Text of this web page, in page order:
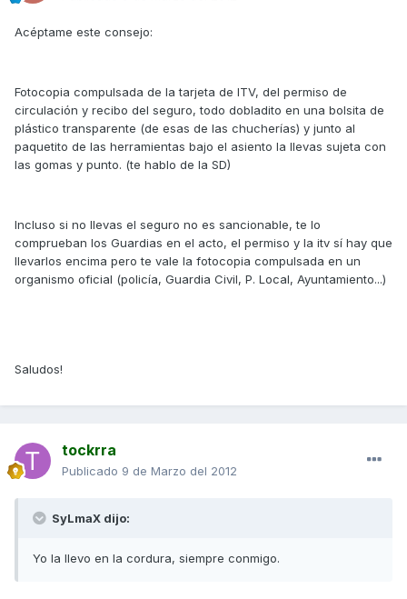
Acéptame este consejo:
Fotocopia compulsada de la tarjeta de ITV, del permiso de
circulación y recibo del seguro, todo dobladito en una bolsita de
plástico transparente (de esas de las chucherías) y junto al
paquetito de las herramientas bajo el asiento la llevas sujeta con
las gomas y punto. (te hablo de la SD)
Incluso si no llevas el seguro no es sancionable, te lo
comprueban los Guardias en el acto, el permiso y la itv sí hay que
llevarlos encima pero te vale la fotocopia compulsada en un
organismo oficial (policía, Guardia Civil, P. Local, Ayuntamiento...)
Saludos!
tockrra
Publicado 9 de Marzo del 2012
SyLmaX dijo:
Yo la llevo en la cordura, siempre conmigo.